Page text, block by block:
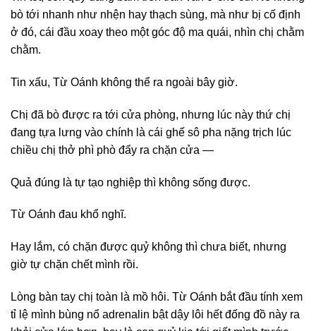
bò tới nhanh như nhện hay thạch sùng, mà như bị cố định
ở đó, cái đầu xoay theo một góc độ ma quái, nhìn chị chằm
chằm.
Tin xấu, Từ Oánh không thể ra ngoài bây giờ.
Chị đã bò được ra tới cửa phòng, nhưng lúc này thứ chị
đang tựa lưng vào chính là cái ghế sô pha nặng trịch lúc
chiều chị thở phì phò đẩy ra chặn cửa —
Quả đúng là tự tạo nghiệp thì không sống được.
Từ Oánh đau khổ nghĩ.
Hay lắm, có chặn được quỷ không thì chưa biết, nhưng
giờ tự chặn chết mình rồi.
Lòng bàn tay chị toàn là mồ hôi. Từ Oánh bắt đầu tính xem
tỉ lệ mình bùng nổ adrenalin bật dậy lôi hết đống đồ này ra